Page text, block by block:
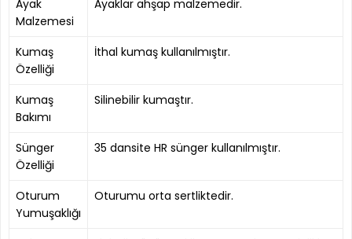
Ayak
Malzemesi
Ayaklar ahşap malzemedir.
Kumaş
Özelliği
İthal kumaş kullanılmıştır.
Kumaş
Bakımı
Silinebilir kumaştır.
Sünger
Özelliği
35 dansite HR sünger kullanılmıştır.
Oturum
Yumuşaklığı
Oturumu orta sertliktedir.